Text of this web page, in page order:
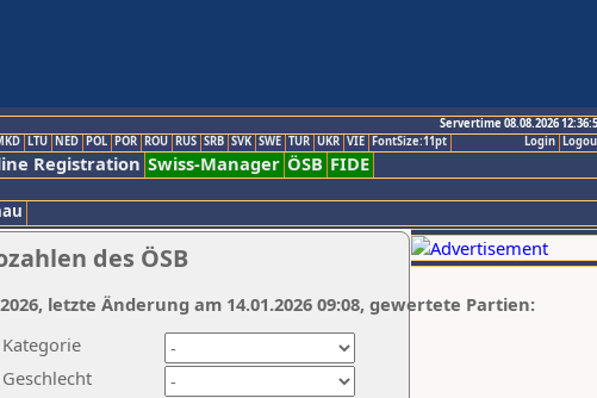
Servertime 08.08.2026
Login
LTU NED POL POR ROU RUS SRB SVK SWE TUR UKR VIE FontSize:11pt
Registration Swiss-Manager ÖSB FIDE
des ÖSB
Kategorie
Geschlecht
letzte Änderung am 14.01.2026 09:08, gewertete Partien: